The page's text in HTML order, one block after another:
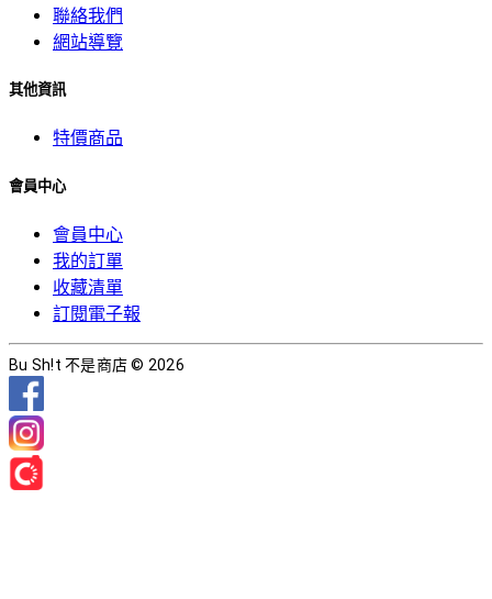
聯絡我們
網站導覽
其他資訊
特價商品
會員中心
會員中心
我的訂單
收藏清單
訂閱電子報
Bu Sh!t 不是商店 © 2026